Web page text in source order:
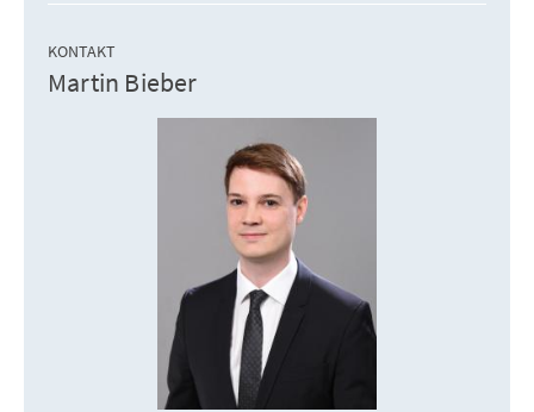
KONTAKT
Martin Bieber